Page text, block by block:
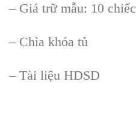
– Giá trữ mẫu: 10 chiếc
– Chìa khóa tủ
– Tài liệu HDSD